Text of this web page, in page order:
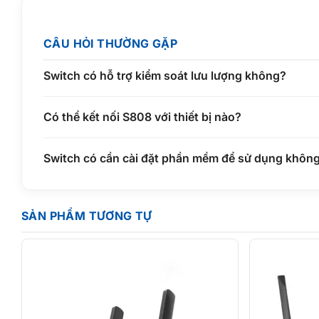
CÂU HỎI THƯỜNG GẶP
Switch có hỗ trợ kiểm soát lưu lượng không?
Có thể kết nối S808 với thiết bị nào?
Switch có cần cài đặt phần mềm để sử dụng
SẢN PHẨM TƯƠNG TỰ